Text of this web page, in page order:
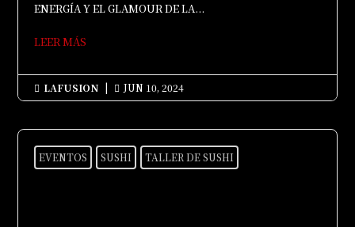
ENERGÍA Y EL GLAMOUR DE LA...
LEER MÁS
 LAFUSION |  JUN 10, 2024
EVENTOS SUSHI TALLER DE SUSHI